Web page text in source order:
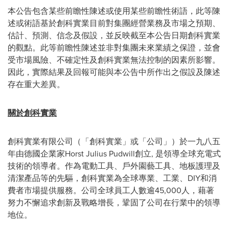
本公告包含某些前瞻性陳述或使用某些前瞻性術語，此等陳
述或術語基於創科實業目前對集團經營業務及市場之預期、
估計、預測、信念及假設，並反映截至本公告日期創科實業
的觀點。此等前瞻性陳述並非對集團未來業績之保證，並會
受市場風險、不確定性及創科實業無法控制的因素所影響。
因此，實際結果及回報可能與本公告中所作出之假設及陳述
存在重大差異。
關於創科實業
創科實業有限公司（「創科實業」或「公司」）於一九八五
年由德國企業家Horst Julius Pudwill創立, 是領導全球充電式
技術的領導者。作為電動工具、戶外園藝工具、地板護理及
清潔產品等的先驅，創科實業為全球專業、工業、DIY和消
費者市場提供服務。公司全球員工人數逾45,000人，藉著
努力不懈追求創新及戰略增長，鞏固了公司在行業中的領導
地位。